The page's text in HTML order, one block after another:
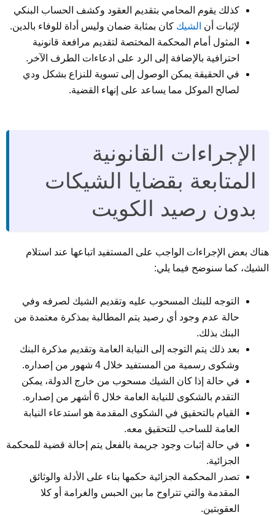
كذلك يقوم المحامي بتقديم العقود وكشف الحساب البنكي
لإثبات أن الشيك كان بمثابة ضمان وليس أداة للوفاء بالدين.
المثول أمام المحكمة المختصة لتقديم مرافعة قانونية
احترافية بالإضافة إلى الرد على ادعاءات الطرف الآخر.
في الحقيقة يمكن الوصول إلى تسوية للنزاع بشكل ودي
لصالح الموكل مما يساعد على إنهاء القضية.
الإجراءات القانونية
المتابعة بقضايا الشيكات
بدون رصيد الكويت
هناك بعض الإجراءات الواجب على المستفيد اتباعها عند استلام
الشيك، كما سنوضح فيما يلي:
التوجه للبنك المسحوب عليه وتقديم الشيك لصرفه وفي
حالة عدم وجود أي رصيد يتم المطالبة بمذكرة معتمدة من
البنك بذلك.
بعد ذلك يتم التوجه إلى النيابة العامة وتقديم مذكرة البنك
وشكوى رسمية من المستفيد خلال 4 شهور من إصداره.
في حالة إذا كان الشيك مسحوب من خارج الدولة، يمكن
التقدم بالشكوى للنيابة العامة خلال 6 أشهر من إصداره.
القيام بالتحقيق في الشكوى المقدمة هو استدعاء النيابة
العامة للساحب للتحقيق معه.
في حالة إثبات وجود جريمة بالفعل يتم إحالة قضية للمحكمة
الجزائية.
تصدر المحكمة الجزائية حكمها بناء على الأدلة والوثائق
المقدمة والتي تتراوح ما بين الحبس والغرامة أو كلا
العقوبتين.